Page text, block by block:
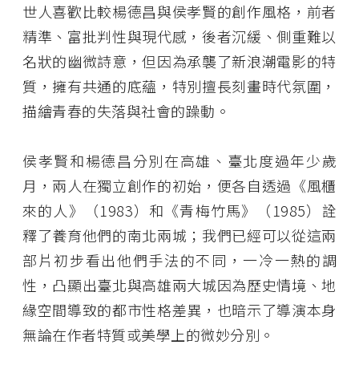
世人喜歡比較楊德昌與侯孝賢的創作風格，前者
精準、富批判性與現代感，後者沉緩、側重難以
名狀的幽微詩意，但因為承襲了新浪潮電影的特
質，擁有共通的底蘊，特別擅長刻畫時代氛圍，
描繪青春的失落與社會的躁動。
侯孝賢和楊德昌分別在高雄、臺北度過年少歲
月，兩人在獨立創作的初始，便各自透過《風櫃
來的人》（1983）和《青梅竹馬》（1985）詮
釋了養育他們的南北兩城；我們已經可以從這兩
部片初步看出他們手法的不同，一冷一熱的調
性，凸顯出臺北與高雄兩大城因為歷史情境、地
緣空間導致的都市性格差異，也暗示了導演本身
無論在作者特質或美學上的微妙分別。